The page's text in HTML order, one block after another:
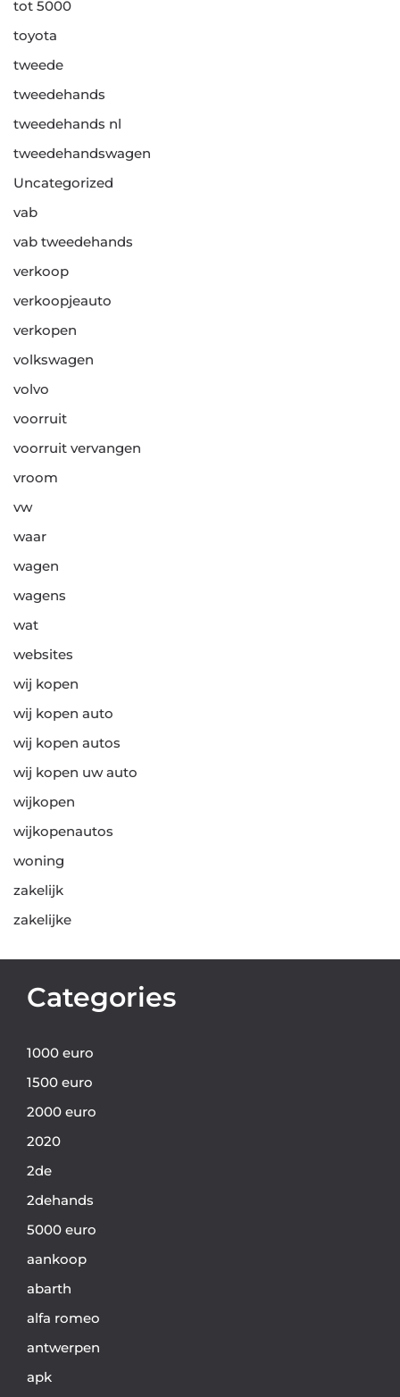
tot 5000
toyota
tweede
tweedehands
tweedehands nl
tweedehandswagen
Uncategorized
vab
vab tweedehands
verkoop
verkoopjeauto
verkopen
volkswagen
volvo
voorruit
voorruit vervangen
vroom
vw
waar
wagen
wagens
wat
websites
wij kopen
wij kopen auto
wij kopen autos
wij kopen uw auto
wijkopen
wijkopenautos
woning
zakelijk
zakelijke
Categories
1000 euro
1500 euro
2000 euro
2020
2de
2dehands
5000 euro
aankoop
abarth
alfa romeo
antwerpen
apk